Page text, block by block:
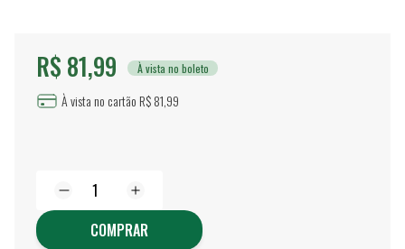
R$ 81,99 À vista no boleto
À vista no cartão R$ 81,99
COMPRAR